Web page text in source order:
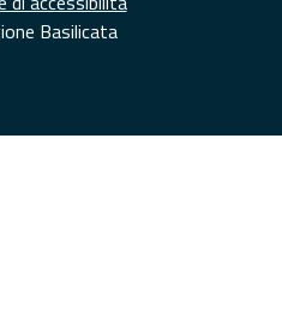
Basilicata